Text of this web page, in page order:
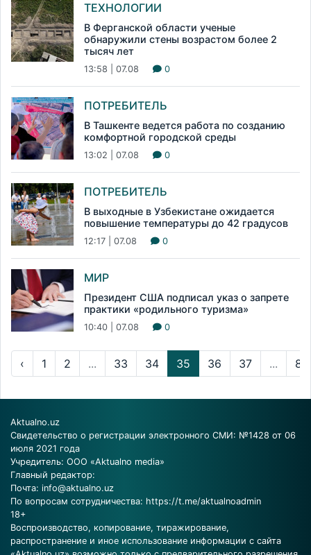
ТЕХНОЛОГИИ
В Ферганской области ученые
обнаружили стены возрастом более 2
тысяч лет
13:58 | 07.08 0
ПОТРЕБИТЕЛЬ
В Ташкенте ведется работа по созданию
комфортной городской среды
13:02 | 07.08 0
ПОТРЕБИТЕЛЬ
В выходные в Узбекистане ожидается
повышение температуры до 42 градусов
12:17 | 07.08 0
МИР
Президент США подписал указ о запрете
практики «родильного туризма»
10:40 | 07.08 0
‹ 1 2 ... 33 34 35 36 37 ... 83
Aktualno.uz
Свидетельство о регистрации электронного СМИ: №1428 от 06
июля 2021 года
Учредитель: ООО «Aktualno media»
Главный редактор:
Почта: info@aktualno.uz
По вопросам сотрудничества: https://t.me/aktualnoadmin
18+
Воспроизводство, копирование, тиражирование,
распространение и иное использование информации с сайта